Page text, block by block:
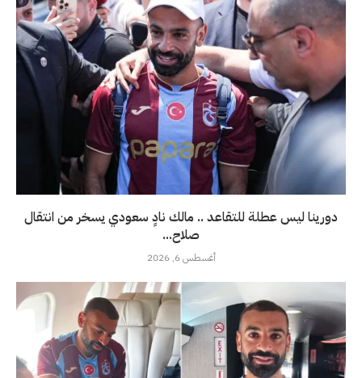
دورينا ليس عطلة للتقاعد .. مالك نادٍ سعودي يسخر من انتقال
صلاح...
أغسطس 6, 2026